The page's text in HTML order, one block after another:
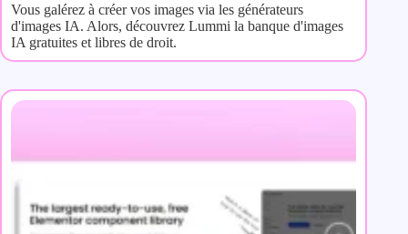
Vous galérez à créer vos images via les générateurs
d'images IA. Alors, découvrez Lummi la banque d'images
IA gratuites et libres de droit.